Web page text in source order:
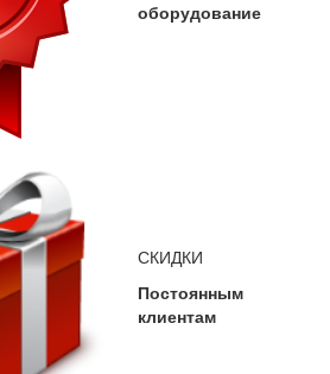
оборудование
СКИДКИ
Постоянным
клиентам